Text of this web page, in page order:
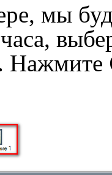
мы
Нажмите